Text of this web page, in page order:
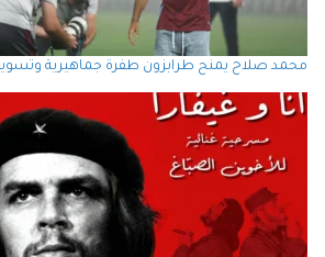
محمد صلاح يمنح طرابزون طفرة جماهيرية